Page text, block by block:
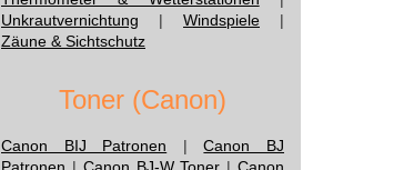
Unkrautvernichtung | Windspiele |
Zäune & Sichtschutz
Toner (Canon)
Canon BIJ Patronen |Canon BJ